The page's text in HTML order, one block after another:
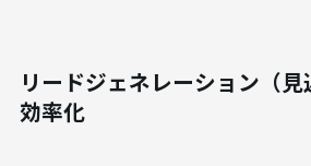
リードジェネレーション（
効率化